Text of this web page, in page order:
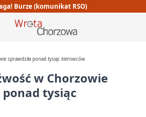
Burze (komunikat RSO)
sprawdziła ponad tysiąc kierowców
w Chorzowie
ponad tysiąc